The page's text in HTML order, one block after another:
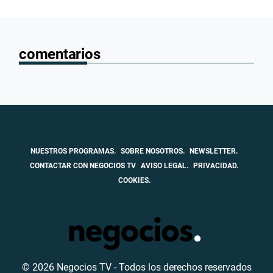
comentarios
NUESTROS PROGRAMAS. SOBRE NOSOTROS.
NEWSLETTER.
CONTACTAR CON NEGOCIOS TV AVISO LEGAL.
PRIVACIDAD.
COOKIES.
© 2026 Negocios TV - Todos los derechos reservados